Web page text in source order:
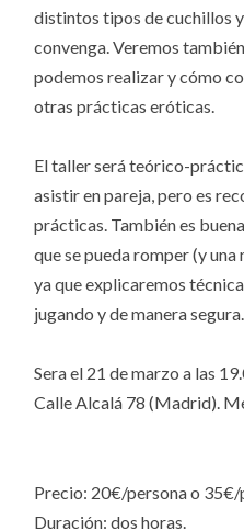
distintos tipos de cuchillos
convenga. Veremos
podemos realizar y cómo
otras prácticas eróticas.
El taller será teórico-
asistir en pareja, pero es
prácticas. También es
que se pueda romper (y
ya que explicaremos
jugando y de manera segura.
Sera el 21 de marzo a las
Calle Alcalá 78 (Madrid).
Precio: 20€/persona o 35€/
Duración: dos horas.